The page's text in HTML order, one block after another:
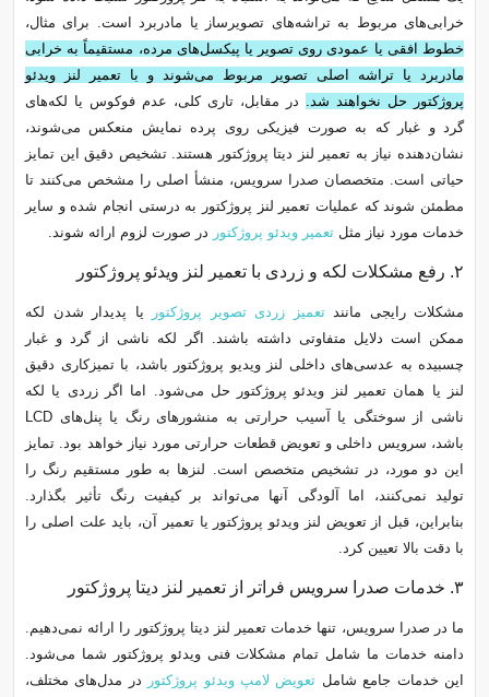
خرابی‌های مربوط به تراشه‌های تصویرساز یا مادربرد است. برای مثال،
خطوط افقی یا عمودی روی تصویر یا پیکسل‌های مرده، مستقیماً به خرابی
مادربرد یا تراشه اصلی تصویر مربوط می‌شوند و با تعمیر لنز ویدئو
پروژکتور حل نخواهند شد.
در مقابل، تاری کلی، عدم فوکوس یا لکه‌های
گرد و غبار که به صورت فیزیکی روی پرده نمایش منعکس می‌شوند،
نشان‌دهنده نیاز به تعمیر لنز دیتا پروژکتور هستند. تشخیص دقیق این تمایز
حیاتی است. متخصصان صدرا سرویس، منشأ اصلی را مشخص می‌کنند تا
مطمئن شوند که عملیات تعمیر لنز پروژکتور به درستی انجام شده و سایر
خدمات مورد نیاز مثل تعمیر ویدئو پروژکتور در صورت لزوم ارائه شوند.
۲. رفع مشکلات لکه و زردی با تعمیر لنز ویدئو پروژکتور
مشکلات رایجی مانندتعمیز زردی تصویر پروژکتور
یا پدیدار شدن لکه
ممکن است دلایل متفاوتی داشته باشند. اگر لکه ناشی از گرد و غبار
چسبیده به عدسی‌های داخلی لنز ویدیو پروژکتور باشد، با تمیزکاری دقیق
لنز یا همان تعمیر لنز ویدئو پروژکتور حل می‌شود. اما اگر زردی یا لکه
ناشی از سوختگی یا آسیب حرارتی به منشورهای رنگ یا پنل‌های LCD
باشد، سرویس داخلی و تعویض قطعات حرارتی مورد نیاز خواهد بود. تمایز
این دو مورد، در تشخیص متخصص است. لنزها به طور مستقیم رنگ را
تولید نمی‌کنند، اما آلودگی آنها می‌تواند بر کیفیت رنگ تأثیر بگذارد.
بنابراین، قبل از تعویض لنز ویدئو پروژکتور یا تعمیر آن، باید علت اصلی را
با دقت بالا تعیین کرد.
۳. خدمات صدرا سرویس فراتر از تعمیر لنز دیتا پروژکتور
ما در صدرا سرویس، تنها خدمات تعمیر لنز دیتا پروژکتور را ارائه نمی‌دهیم.
دامنه خدمات ما شامل تمام مشکلات فنی ویدئو پروژکتور شما می‌شود.
این خدمات جامع شامل تعویض لامپ ویدئو پروژکتور
در مدل‌های مختلف،